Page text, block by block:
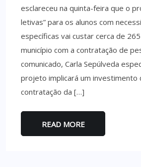
esclareceu na quinta-feira que o
letivas” para os alunos com
específicas vai custar cerca de
município com a contratação de
comunicado, Carla Sepúlveda
projeto implicará um investimento
contratação da […]
READ MORE